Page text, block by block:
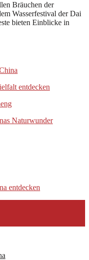
Bräuchen der
Wasserfestival der Dai
bieten Einblicke in
entdecken
Naturwunder
entdecken